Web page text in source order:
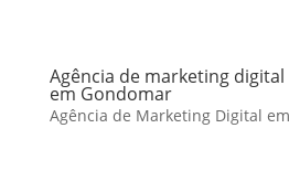
Agência de marketing
em Gondomar
Agência de Marketing Digital